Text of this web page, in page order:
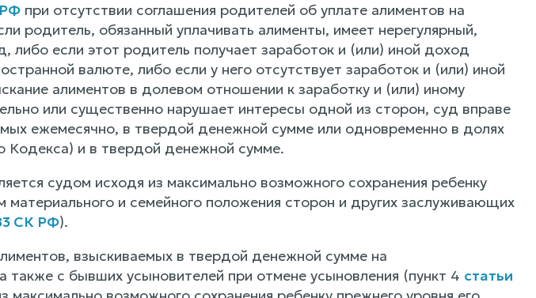
при отсутствии соглашения родителей об уплате алиментов на
родитель, обязанный уплачивать алименты, имеет нерегулярный,
если этот родитель получает заработок и (или) иной доход
валюте, либо если у него отсутствует заработок и (или) иной
алиментов в долевом отношении к заработку и (или) иному
или существенно нарушает интересы одной из сторон, суд вправе
ежемесячно, в твердой денежной сумме или одновременно в долях
Кодекса) и в твердой денежной сумме.
судом исходя из максимально возможного сохранения ребенку
материального и семейного положения сторон и других заслуживающих
СК РФ).
взыскиваемых в твердой денежной сумме на
также с бывших усыновителей при отмене усыновления (пункт 4 статьи